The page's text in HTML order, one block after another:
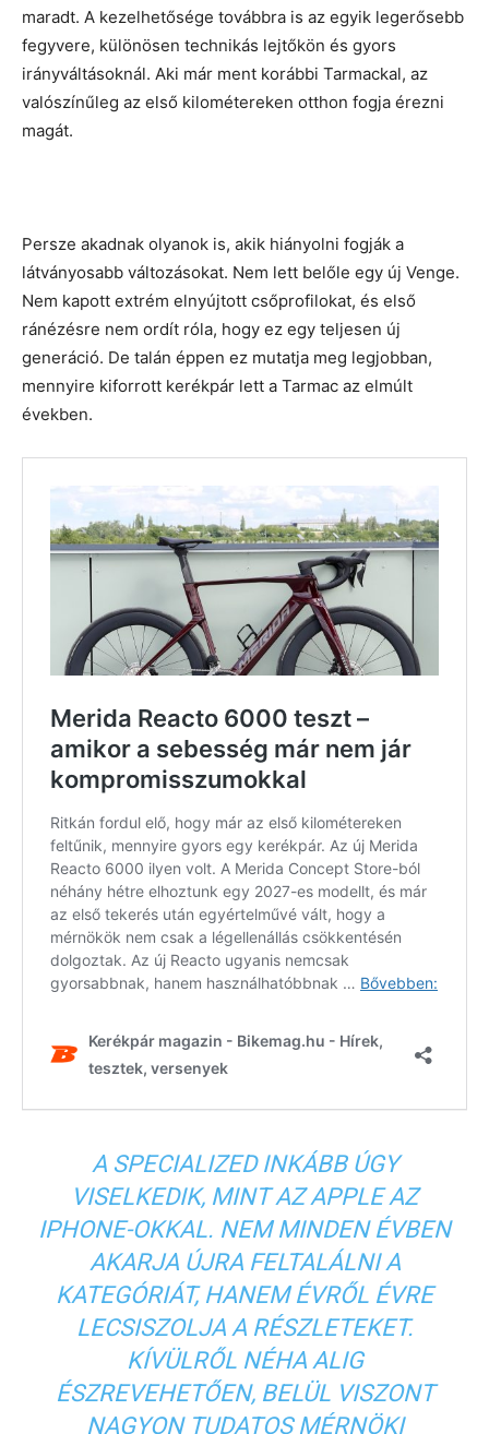
maradt. A kezelhetősége továbbra is az egyik legerősebb
fegyvere, különösen technikás lejtőkön és gyors
irányváltásoknál. Aki már ment korábbi Tarmackal, az
valószínűleg az első kilométereken otthon fogja érezni
magát.
Persze akadnak olyanok is, akik hiányolni fogják a
látványosabb változásokat. Nem lett belőle egy új Venge.
Nem kapott extrém elnyújtott csőprofilokat, és első
ránézésre nem ordít róla, hogy ez egy teljesen új
generáció. De talán éppen ez mutatja meg legjobban,
mennyire kiforrott kerékpár lett a Tarmac az elmúlt
években.
A SPECIALIZED INKÁBB ÚGY
VISELKEDIK, MINT AZ APPLE AZ
IPHONE-OKKAL. NEM MINDEN ÉVBEN
AKARJA ÚJRA FELTALÁLNI A
KATEGÓRIÁT, HANEM ÉVRŐL ÉVRE
LECSISZOLJA A RÉSZLETEKET.
KÍVÜLRŐL NÉHA ALIG
ÉSZREVEHETŐEN, BELÜL VISZONT
NAGYON TUDATOS MÉRNÖKI